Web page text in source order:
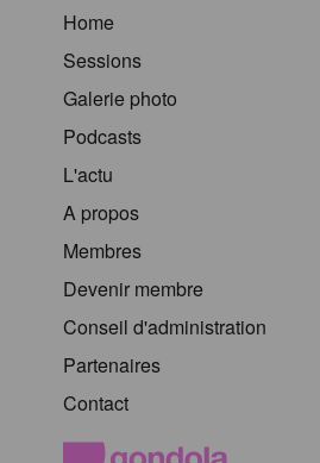
Home
Sessions
Galerie photo
Podcasts
L'actu
A propos
Membres
Devenir membre
Conseil d'administration
Partenaires
Contact